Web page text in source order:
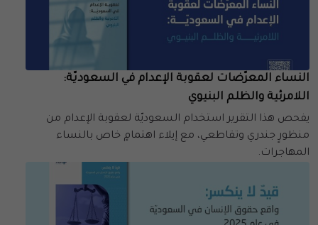
النساء المعرّضات لعقوبة الإعدام في السعوديّة:
اللامرئية والظلم البنيوي
يفحص هذا التقرير استخدام السعوديّة لعقوبة الإعدام من
منظورٍ جندري وتقاطعي، مع إيلاء اهتمامٍ خاص بالنساء
المهاجرات.